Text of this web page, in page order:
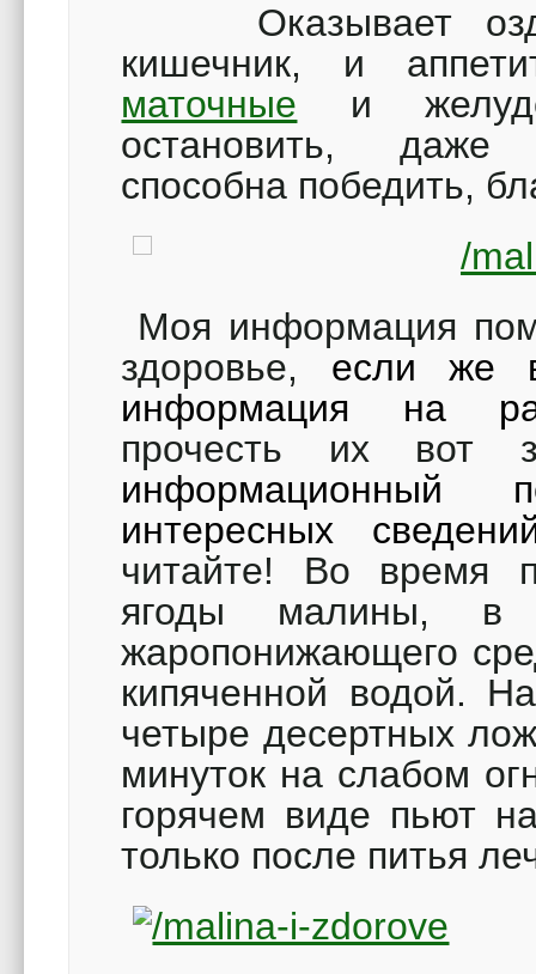
Оказывает
кишечник, и
маточные и
остановить,
способна победить,
Моя информация
здоровье, если же
информация на
прочесть их вот
информационный
интересных
читайте! Во время
ягоды малины, в
жаропонижающего
кипяченной водой.
четыре десертных
минуток на слабом
горячем виде пьют
только после питья